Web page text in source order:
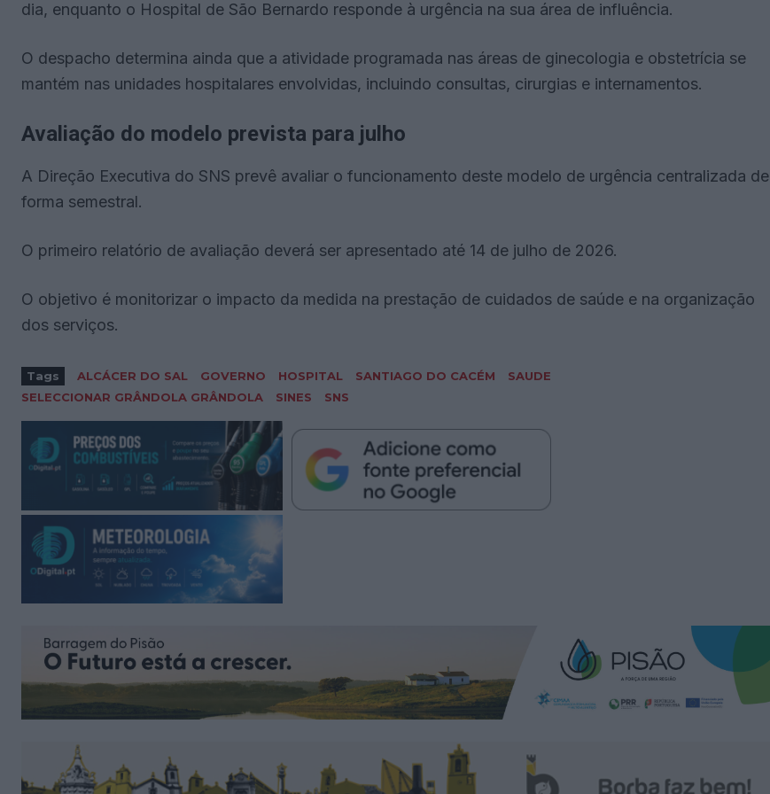
dia, enquanto o Hospital de São Bernardo responde à urgência na sua área de influência.
O despacho determina ainda que a atividade programada nas áreas de ginecologia e obstetrícia se
mantém nas unidades hospitalares envolvidas, incluindo consultas, cirurgias e internamentos.
Avaliação do modelo prevista para julho
A Direção Executiva do SNS prevê avaliar o funcionamento deste modelo de urgência centralizada de
forma semestral.
O primeiro relatório de avaliação deverá ser apresentado até 14 de julho de 2026.
O objetivo é monitorizar o impacto da medida na prestação de cuidados de saúde e na organização
dos serviços.
Tags ALCÁCER DO SAL GOVERNO HOSPITAL SANTIAGO DO CACÉM
SAUDE
SELECCIONAR GRÂNDOLA GRÂNDOLA
SINES SNS